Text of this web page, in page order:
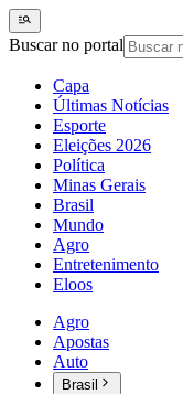
Buscar no portal
Capa
Últimas Notícias
Esporte
Eleições 2026
Política
Minas Gerais
Brasil
Mundo
Agro
Entretenimento
Eloos
Agro
Apostas
Auto
Brasil